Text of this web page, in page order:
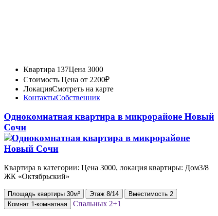
Квартира 137Цена 3000
Стоимость Цена от 2200₽
ЛокацияСмотреть на карте
КонтактыСобственник
Однокомнатная квартира в микрорайоне Новый
Сочи
Квартира в категории: Цена 3000, локация квартиры: Дом3/8
ЖК «Октябрьский»
Площадь квартиры 30м² Этаж 8/14 Вместимость 2
Комнат 1-комнатная Спальных 2+1